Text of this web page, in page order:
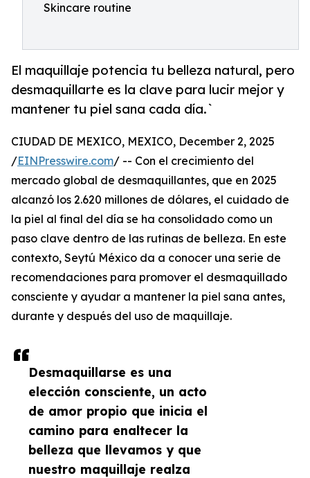
Skincare routine
El maquillaje potencia tu belleza natural, pero
desmaquillarte es la clave para lucir mejor y
mantener tu piel sana cada día.`
Desmaquillarse es una
elección consciente, un acto
de amor propio que inicia el
camino para enaltecer la
belleza que llevamos y que
nuestro maquillaje realza
CIUDAD DE MEXICO, MEXICO, December 2, 2025
/EINPresswire.com/ -- Con el crecimiento del
mercado global de desmaquillantes, que en 2025
alcanzó los 2.620 millones de dólares, el cuidado de
la piel al final del día se ha consolidado como un
paso clave dentro de las rutinas de belleza. En este
contexto, Seytú México da a conocer una serie de
recomendaciones para promover el desmaquillado
consciente y ayudar a mantener la piel sana antes,
durante y después del uso de maquillaje.